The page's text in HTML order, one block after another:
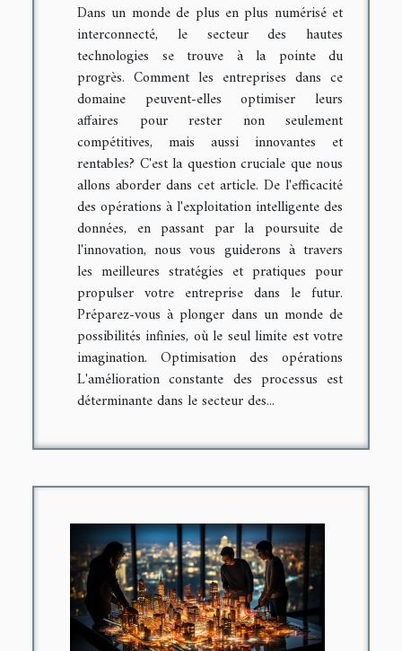
Dans un monde de plus en plus numérisé et
interconnecté, le secteur des hautes
technologies se trouve à la pointe du
progrès. Comment les entreprises dans ce
domaine peuvent-elles optimiser leurs
affaires pour rester non seulement
compétitives, mais aussi innovantes et
rentables? C'est la question cruciale que nous
allons aborder dans cet article. De l'efficacité
des opérations à l'exploitation intelligente des
données, en passant par la poursuite de
l'innovation, nous vous guiderons à travers
les meilleures stratégies et pratiques pour
propulser votre entreprise dans le futur.
Préparez-vous à plonger dans un monde de
possibilités infinies, où le seul limite est votre
imagination. Optimisation des opérations
L'amélioration constante des processus est
déterminante dans le secteur des...